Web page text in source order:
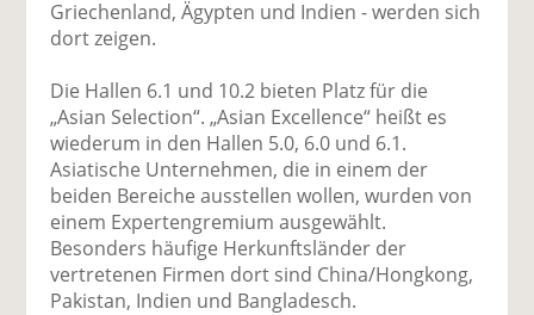
Griechenland, Ägypten und Indien - werden sich
dort zeigen.
Die Hallen 6.1 und 10.2 bieten Platz für die
„Asian Selection“. „Asian Excellence“ heißt es
wiederum in den Hallen 5.0, 6.0 und 6.1.
Asiatische Unternehmen, die in einem der
beiden Bereiche ausstellen wollen, wurden von
einem Expertengremium ausgewählt.
Besonders häufige Herkunftsländer der
vertretenen Firmen dort sind China/Hongkong,
Pakistan, Indien und Bangladesch.